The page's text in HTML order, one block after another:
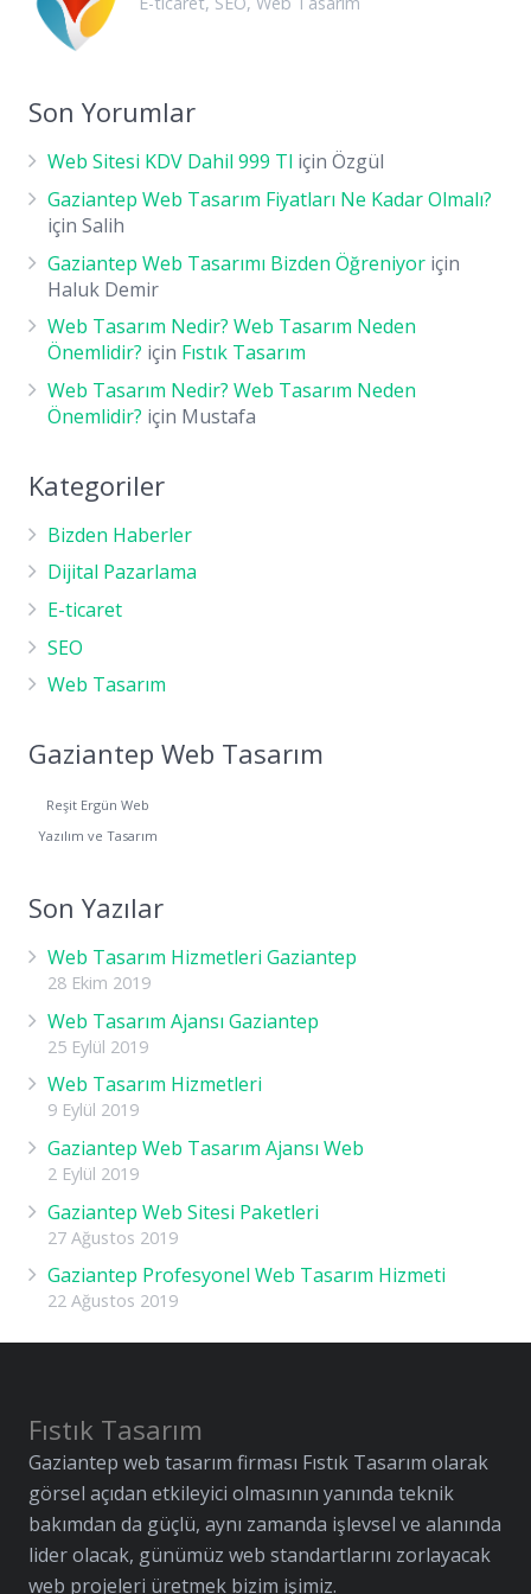
Son Yorumlar
Web Sitesi KDV Dahil 999 Tl için Özgül
Gaziantep Web Tasarım Fiyatları Ne Kadar Olmalı?
için Salih
Gaziantep Web Tasarımı Bizden Öğreniyor için
Haluk Demir
Web Tasarım Nedir? Web Tasarım Neden
Önemlidir? için Fıstık Tasarım
Web Tasarım Nedir? Web Tasarım Neden
Önemlidir? için Mustafa
Kategoriler
Bizden Haberler
Dijital Pazarlama
E-ticaret
SEO
Web Tasarım
Gaziantep Web Tasarım
Reşit Ergün Web
Yazılım ve Tasarım
Son Yazılar
Web Tasarım Hizmetleri Gaziantep
28 Ekim 2019
Web Tasarım Ajansı Gaziantep
25 Eylül 2019
Web Tasarım Hizmetleri
9 Eylül 2019
Gaziantep Web Tasarım Ajansı Web
2 Eylül 2019
Gaziantep Web Sitesi Paketleri
27 Ağustos 2019
Gaziantep Profesyonel Web Tasarım Hizmeti
22 Ağustos 2019
Fıstık Tasarım
Gaziantep web tasarım firması Fıstık Tasarım olarak
görsel açıdan etkileyici olmasının yanında teknik
bakımdan da güçlü, aynı zamanda işlevsel ve alanında
lider olacak, günümüz web standartlarını zorlayacak
web projeleri üretmek bizim işimiz.